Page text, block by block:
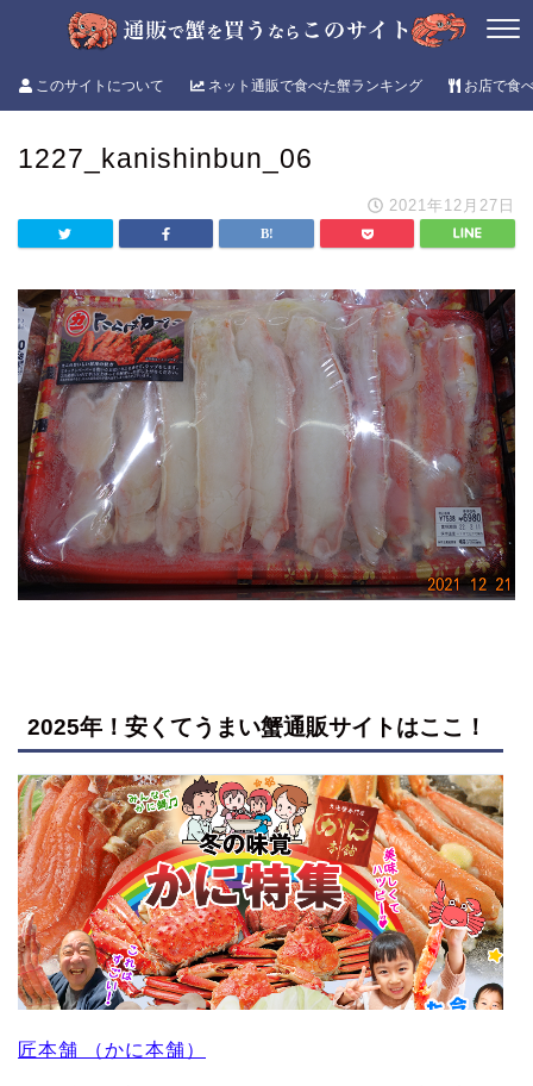
このサイトについて ネット通販で食べた蟹ランキング お店で食
1227_kanishinbun_06
2021年12月27日
2025年！安くてうまい蟹通販サイトはここ！
匠本舗 （かに本舗）